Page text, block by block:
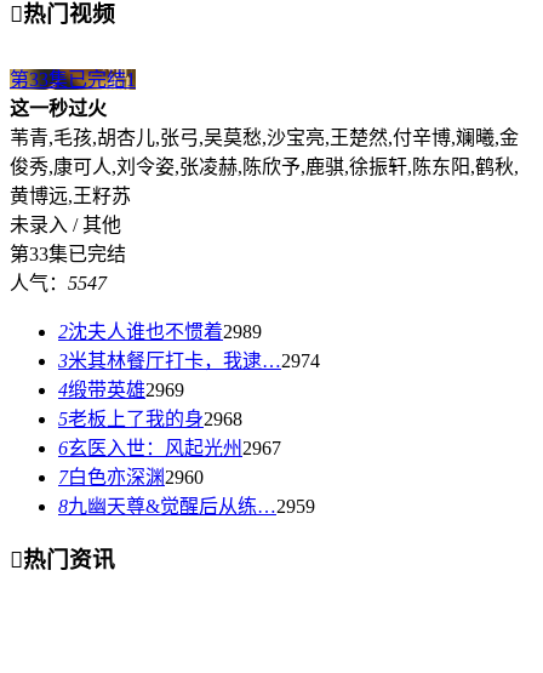
热门视频
第33集已完结1
这一秒过火
苇青,毛孩,胡杏儿,张弓,吴莫愁,沙宝亮,王楚然,付辛博,斓曦,金
俊秀,康可人,刘令姿,张凌赫,陈欣予,鹿骐,徐振轩,陈东阳,鹤秋,
黄博远,王籽苏
未录入 / 其他
第33集已完结
人气： 5547
2沈夫人谁也不惯着2989
3米其林餐厅打卡，我逮…2974
4缎带英雄2969
5老板上了我的身2968
6玄医入世：风起光州 2967
7白色亦深渊2960
8九幽天尊&觉醒后从练…2959
热门资讯